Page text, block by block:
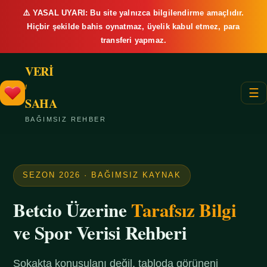
⚠️ YASAL UYARI: Bu site yalnızca bilgilendirme amaçlıdır.
Hiçbir şekilde bahis oynatmaz, üyelik kabul etmez, para
transferi yapmaz.
VERİ
/
SAHA
BAĞIMSIZ REHBER
☰
SEZON 2026 · BAĞIMSIZ KAYNAK
Betcio ÜzerineTarafsız Bilgi
ve Spor Verisi Rehberi
Sokakta konuşulanı değil, tabloda görüneni